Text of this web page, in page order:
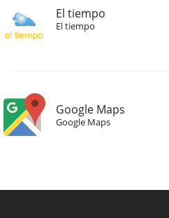
El tiempo
El tiempo
Google Maps
Google Maps